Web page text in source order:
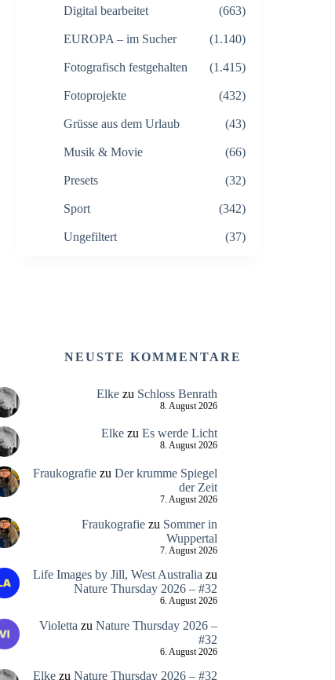
Digital bearbeitet (663)
EUROPA – im Sucher (1.140)
Fotografisch festgehalten (1.415)
Fotoprojekte (432)
Grüsse aus dem Urlaub (43)
Musik & Movie (66)
Presets (32)
Sport (342)
Ungefiltert (37)
NEUSTE KOMMENTARE
Elkezu Schloss Benrath
8. August 2026
Elkezu Es werde Licht
8. August 2026
Fraukografiezu Der krumme Spiegel
der Zeit
7. August 2026
Fraukografiezu Sommer in
Wuppertal
7. August 2026
Life Images by Jill, West Australia zu
Nature Thursday 2026 – #32
6. August 2026
Violetta zu Nature Thursday 2026 –
#32
6. August 2026
Elkezu Nature Thursday 2026 – #32